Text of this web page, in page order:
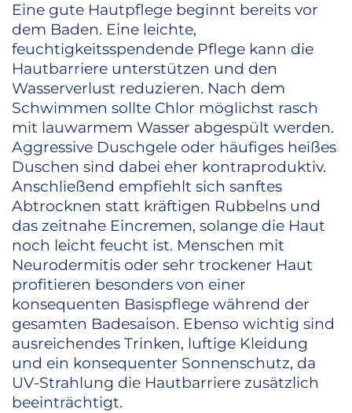
Eine gute Hautpflege beginnt bereits vor
dem Baden. Eine leichte,
feuchtigkeitsspendende Pflege kann die
Hautbarriere unterstützen und den
Wasserverlust reduzieren. Nach dem
Schwimmen sollte Chlor möglichst rasch
mit lauwarmem Wasser abgespült werden.
Aggressive Duschgele oder häufiges heißes
Duschen sind dabei eher kontraproduktiv.
Anschließend empfiehlt sich sanftes
Abtrocknen statt kräftigen Rubbelns und
das zeitnahe Eincremen, solange die Haut
noch leicht feucht ist. Menschen mit
Neurodermitis oder sehr trockener Haut
profitieren besonders von einer
konsequenten Basispflege während der
gesamten Badesaison. Ebenso wichtig sind
ausreichendes Trinken, luftige Kleidung
und ein konsequenter Sonnenschutz, da
UV-Strahlung die Hautbarriere zusätzlich
beeinträchtigt.